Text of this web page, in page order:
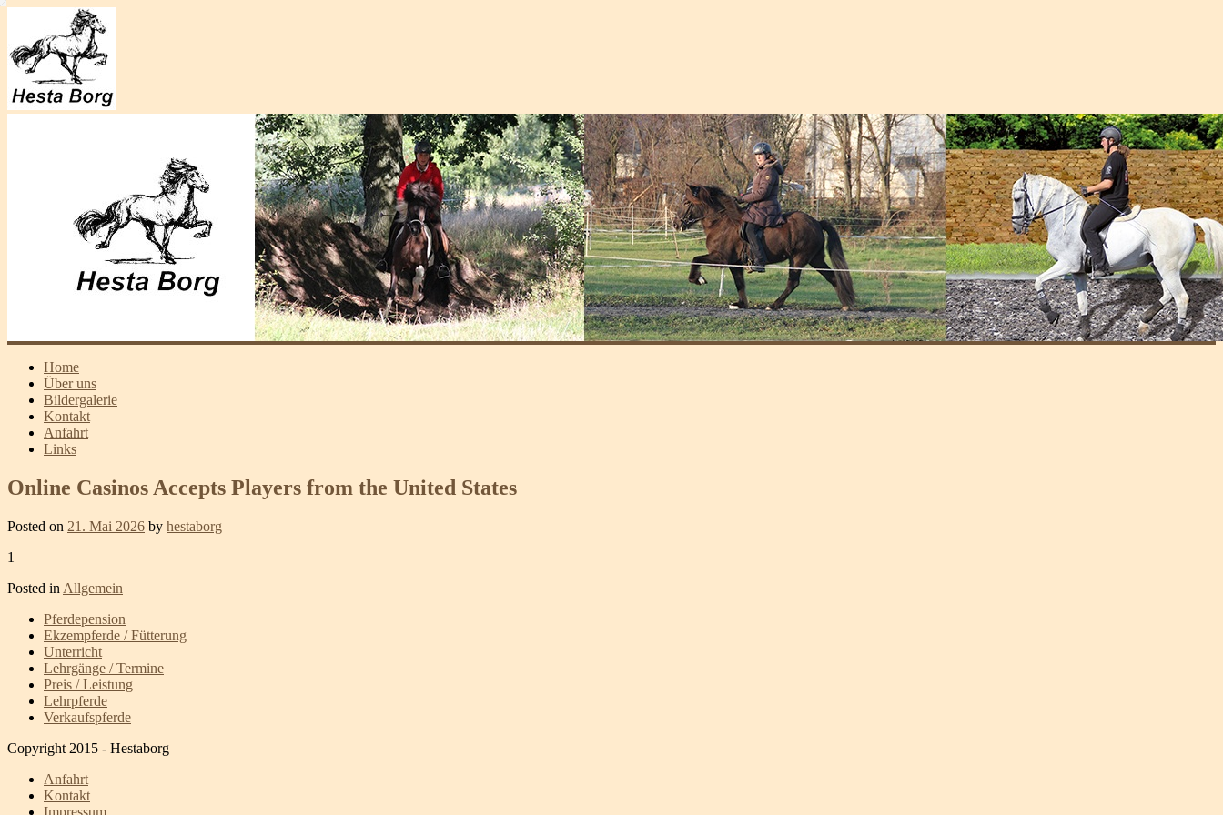
Home
Über uns
Bildergalerie
Kontakt
Anfahrt
Links
Online Casinos Accepts Players from the United States
Posted on 21. Mai 2026 by hestaborg
1
Posted in Allgemein
Pferdepension
Ekzempferde / Fütterung
Unterricht
Lehrgänge / Termine
Preis / Leistung
Lehrpferde
Verkaufspferde
Copyright 2015 - Hestaborg
Anfahrt
Kontakt
Impressum